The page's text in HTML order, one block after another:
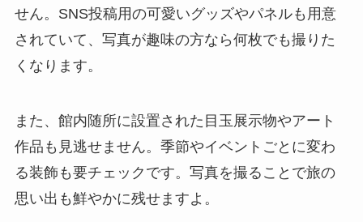
せん。SNS投稿用の可愛いグッズやパネルも用意
されていて、写真が趣味の方なら何枚でも撮りた
くなります。
また、館内随所に設置された目玉展示物やアート
作品も見逃せません。季節やイベントごとに変わ
る装飾も要チェックです。写真を撮ることで旅の
思い出も鮮やかに残せますよ。